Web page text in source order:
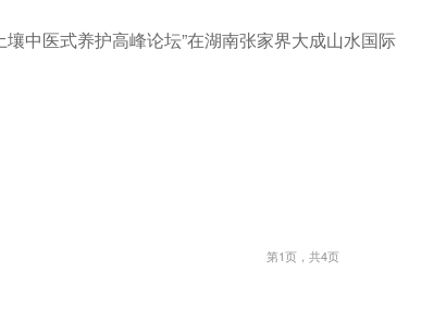
中医式养护高峰论坛”在湖南张家界大成山水国际
第1页，共4页